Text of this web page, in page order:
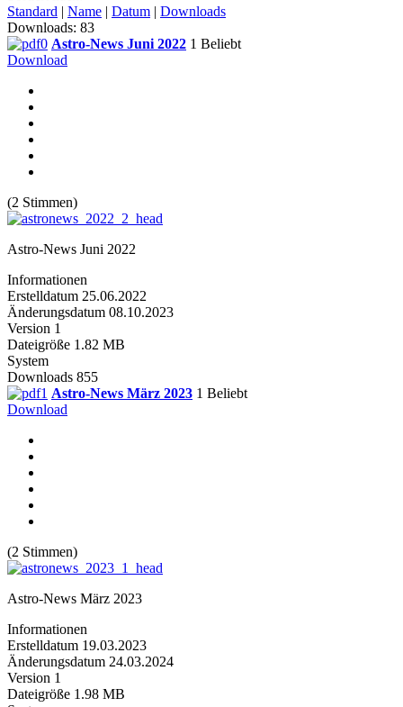
Standard | Name | Datum | Downloads
Downloads: 83
Astro-News Juni 2022 1 Beliebt
Download
(2 Stimmen)
Astro-News Juni 2022
Informationen
Erstelldatum 25.06.2022
Änderungsdatum 08.10.2023
Version 1
Dateigröße 1.82 MB
System
Downloads 855
Astro-News März 2023 1 Beliebt
Download
(2 Stimmen)
Astro-News März 2023
Informationen
Erstelldatum 19.03.2023
Änderungsdatum 24.03.2024
Version 1
Dateigröße 1.98 MB